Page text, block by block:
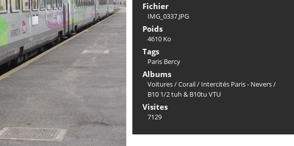
Fichier
IMG_0337.JPG
Poids
4610 Ko
Tags
Paris Bercy
Albums
Voitures/Corail/ Intercités Paris - Nevers/
B10 1/2 tuh & B10tu VTU
Visites
7129